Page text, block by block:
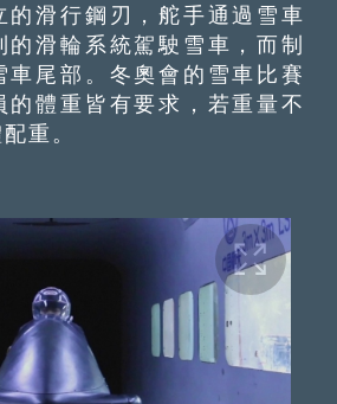
的滑行鋼刃，舵手通過雪車
的滑輪系統駕駛雪車，而制
車尾部。冬奧會的雪車比賽
的體重皆有要求，若重量不
重。